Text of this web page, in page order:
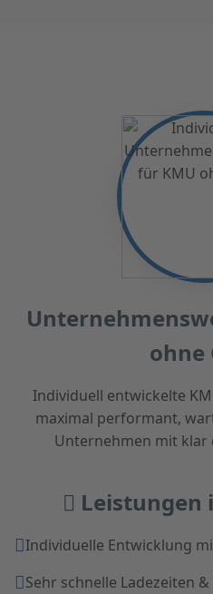
ohne
Individuell entwickelte
maximal performant,
Unternehmen mit
Leistungen
Individuelle Entwicklung
Sehr schnelle Ladezeiten